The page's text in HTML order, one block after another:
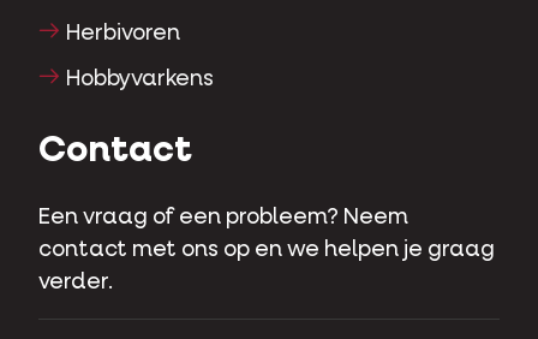
Herbivoren
Hobbyvarkens
Contact
Een vraag of een probleem? Neem
contact met ons op en we helpen je graag
verder.